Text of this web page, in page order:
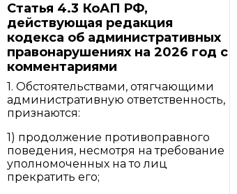
Статья 4.3 КоАП РФ,
действующая редакция
кодекса об административных
правонарушениях на 2026 год с
комментариями
1. Обстоятельствами, отягчающими
административную ответственность,
признаются:
1) продолжение противоправного
поведения, несмотря на требование
уполномоченных на то лиц
прекратить его;